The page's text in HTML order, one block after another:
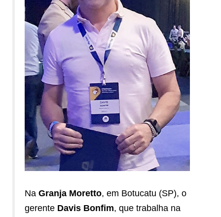
Na Granja Moretto, em Botucatu (SP), o
gerente Davis Bonfim, que trabalha na